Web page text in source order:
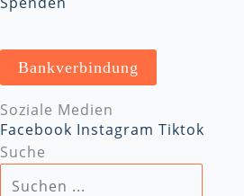
Bankverbindung
Soziale Medien
Facebook Instagram Tiktok
Suche